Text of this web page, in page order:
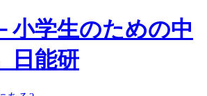
小学生のための中
日能研